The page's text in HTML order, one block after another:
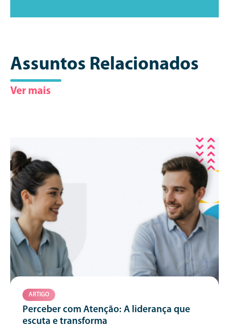
Assuntos Relacionados
Ver mais
ARTIGO
Perceber com Atenção: A liderança que
escuta e transforma